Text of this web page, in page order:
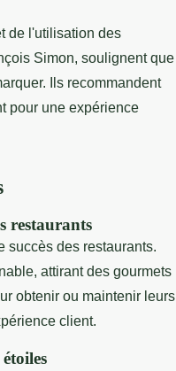
de l'utilisation des
Simon, soulignent que
Ils recommandent
pour une expérience
restaurants
succès des restaurants.
attirant des gourmets
obtenir ou maintenir leurs
client.